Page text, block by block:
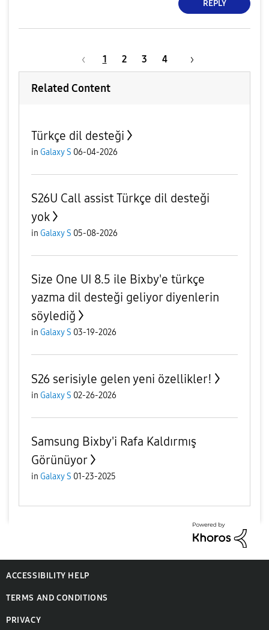
REPLY
1 2 3 4
Related Content
Türkçe dil desteği
in Galaxy S 06-04-2026
S26U Call assist Türkçe dil desteği
yok
in Galaxy S 05-08-2026
Size One UI 8.5 ile Bixby'e türkçe
yazma dil desteği geliyor diyenlerin
söylediğ
in Galaxy S 03-19-2026
S26 serisiyle gelen yeni özellikler!
in Galaxy S 02-26-2026
Samsung Bixby'i Rafa Kaldırmış
Görünüyor
in Galaxy S 01-23-2025
ACCESSIBILITY HELP
TERMS AND CONDITIONS
PRIVACY